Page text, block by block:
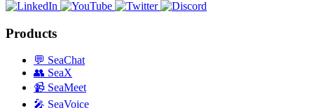
Products
💬 SeaChat
👥 SeaX
📹 SeaMeet
🎤 SeaVoice